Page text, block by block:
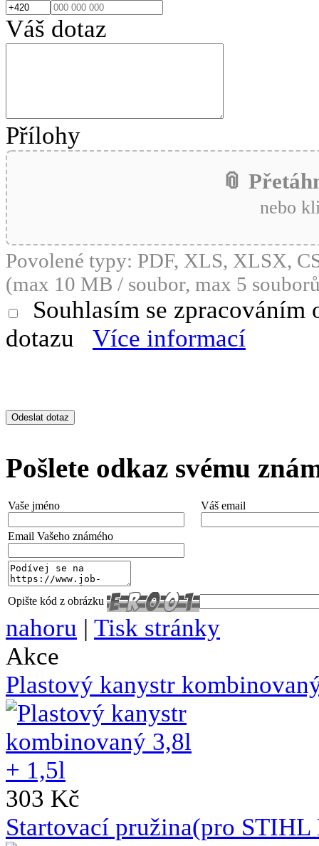
Váš dotaz
Přílohy
📎
nebo
Povolené typy: PDF, XLS, XLSX,
(max 10 MB / soubor, max 5
Souhlasím se
dotazu
Více informací
Pošlete odkaz svému
Vaše jméno Váš email
Email Vašeho známého
Opište kód z obrázku
nahoru | Tisk stránky
Akce
Plastový kanystr
303 Kč
Startovací pružina(pro STIHL